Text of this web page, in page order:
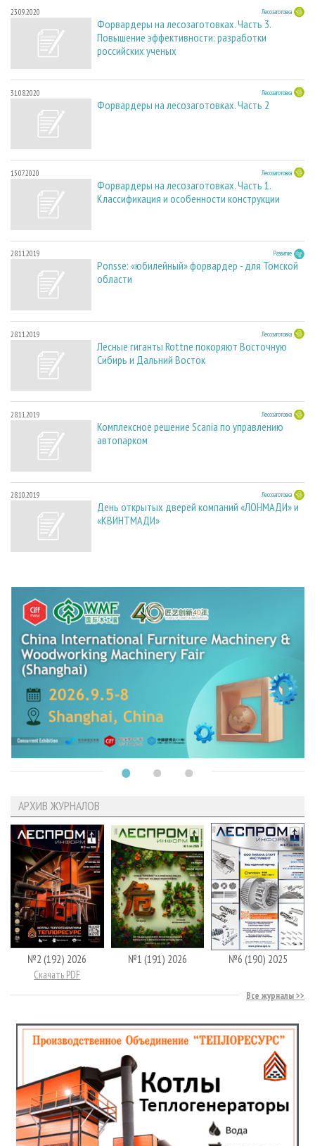
23.09.2020 Лесозаготовка
Форвардеры на лесозаготовках. Часть 3.
Повышение эффективности: разработки
российских ученых
31.08.2020 Лесозаготовка
Форвардеры на лесозаготовках. Часть 2
15.07.2020 Лесозаготовка
Форвардеры на лесозаготовках. Часть 1.
Классификация и особенности конструкции
28.11.2019 Развитие
Ponsse: «юбилейный» форвардер - для Томской
области
28.11.2019 Лесозаготовка
Лесные гиганты Rottne покоряют Восточную
Сибирь и Дальний Восток
28.11.2019 Лесозаготовка
Комплексное решение Scania по управлению
автопарком
28.10.2019 Лесозаготовка
День открытых дверей компаний «ЛОНМАДИ» и
«КВИНТМАДИ»
АРХИВ ЖУРНАЛОВ
№2 (192) 2026
Скачать PDF
№1 (191) 2026 №6 (190) 2025
Все журналы